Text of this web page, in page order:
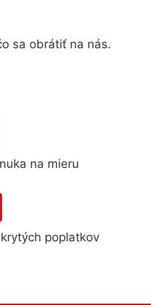
sa obrátiť na nás.
na mieru
poplatkov